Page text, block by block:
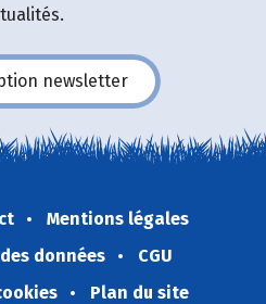
newsletter
Mentions légales
données
CGU
Plan du site